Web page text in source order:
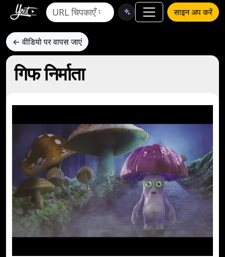
साइन अप करें
← वीडियो पर वापस जाएं
गिफ निर्माता